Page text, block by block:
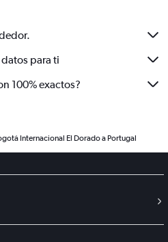
para ti
100% exactos?
Internacional El Dorado a Portugal